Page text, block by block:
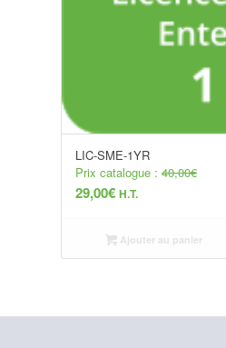
LIC-SME-1YR
Prix catalogue : 40,00€
29,00€ H.T.
Ajouter au panier